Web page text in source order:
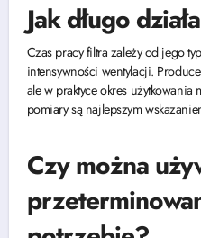
Jak długo
Czas pracy filtra zależy od jego
intensywności wentylacji.
ale w praktyce okres użytkowania
pomiary są najlepszym
Czy można